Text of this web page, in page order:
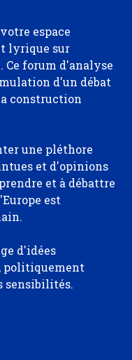
espace
lyrique sur
forum d'analyse
d'un débat
construction
une pléthore
et d'opinions
et à débattre
est
d'idées
sensibilités.